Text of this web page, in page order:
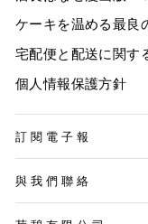
ケーキを温める最良
宅配便と配送に関す
個人情報保護方針
訂閱電子報
與我們聯絡